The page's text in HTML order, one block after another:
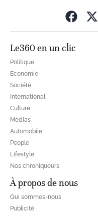
Le360 en un clic
Politique
Economie
Société
International
Culture
Médias
Automobile
People
Lifestyle
Nos chroniqueurs
À propos de nous
Qui sommes-nous
Publicité